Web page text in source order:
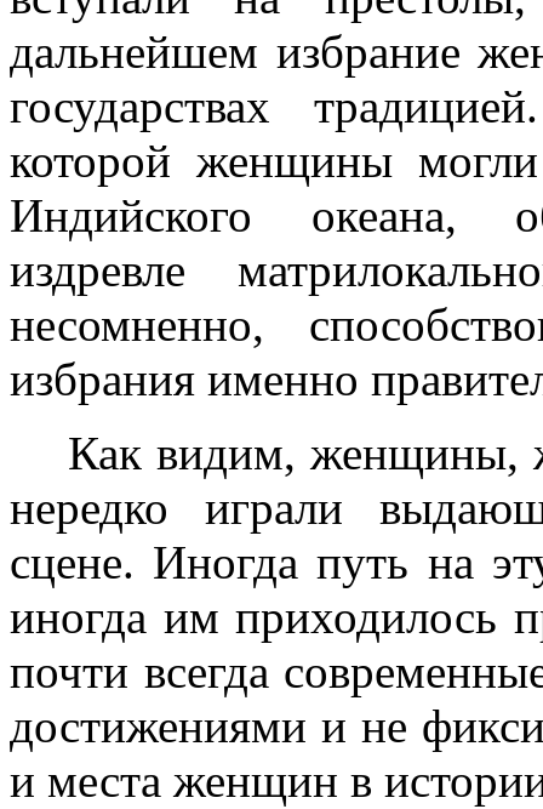
дальнейшем избрание
государствах
которой женщины могли
Индийского океана,
издревле
несомненно,
избрания именно
Как видим, женщины,
нередко играли
сцене. Иногда путь на
иногда им приходилось
почти всегда
достижениями и не
и места женщин в